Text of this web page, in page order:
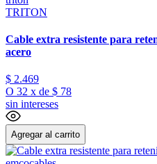
TRITON
Cable extra resistente para
acero
$ 2.469
O 32 x de $ 78
sin intereses
Agregar al carrito